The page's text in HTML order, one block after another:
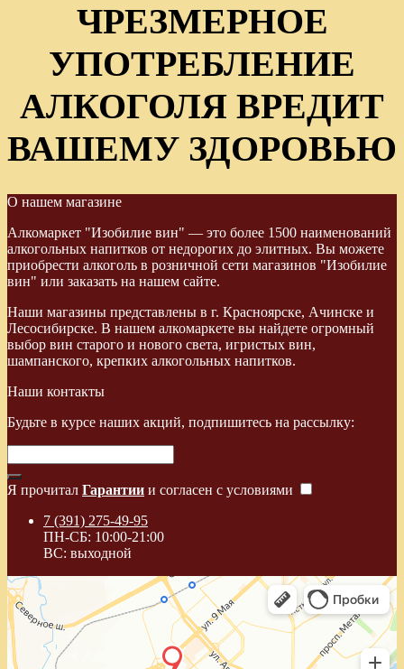
ЧРЕЗМЕРНОЕ
УПОТРЕБЛЕНИЕ
АЛКОГОЛЯ ВРЕДИТ
ВАШЕМУ ЗДОРОВЬЮ
О нашем магазине
Алкомаркет "Изобилие вин" — это более 1500 наименований
алкогольных напитков от недорогих до элитных. Вы можете
приобрести алкоголь в розничной сети магазинов "Изобилие
вин" или заказать на нашем сайте.
Наши магазины представлены в г. Красноярске, Ачинске и
Лесосибирске. В нашем алкомаркете вы найдете огромный
выбор вин старого и нового света, игристых вин,
шампанского, крепких алкогольных напитков.
Наши контакты
Будьте в курсе наших акций, подпишитесь на рассылку:
Я прочитал Гарантии и согласен с условиями
7 (391) 275-49-95
ПН-СБ: 10:00-21:00
ВС: выходной